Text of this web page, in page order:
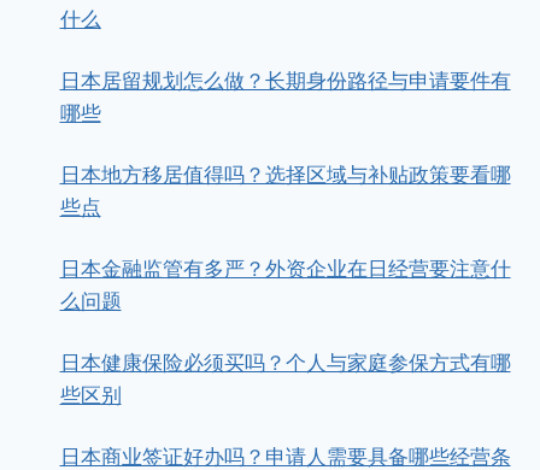
什么
日本居留规划怎么做？长期身份路径与申请要件有
哪些
日本地方移居值得吗？选择区域与补贴政策要看哪
些点
日本金融监管有多严？外资企业在日经营要注意什
么问题
日本健康保险必须买吗？个人与家庭参保方式有哪
些区别
日本商业签证好办吗？申请人需要具备哪些经营条